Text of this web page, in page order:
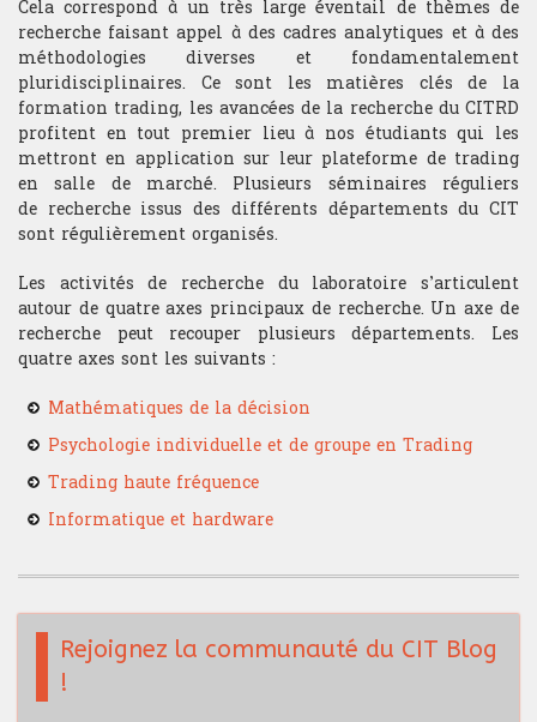
Analyse technique
Stratégie du trader
Compétition et challenge au CIT USA
Departement
Hardware & Finance
Finance comportementale
Optimisation de portfolio
Trading HF
Cela correspond à un très large éventail de thèmes de
recherche faisant appel à des cadres analytiques et à des
méthodologies diverses et fondamentalement
pluridisciplinaires. Ce sont les matières clés de la
formation trading, les avancées de la recherche du CITRD
profitent en tout premier lieu à nos étudiants qui les
mettront en application sur leur plateforme de trading
en salle de marché. Plusieurs séminaires réguliers
de recherche issus des différents départements du CIT
sont régulièrement organisés.
Les activités de recherche du laboratoire s’articulent
autour de quatre axes principaux de recherche. Un axe de
recherche peut recouper plusieurs départements. Les
quatre axes sont les suivants :
Mathématiques de la décision
Psychologie individuelle et de groupe en Trading
Trading haute fréquence
Informatique et hardware
Rejoignez la communauté du CIT Blog
!